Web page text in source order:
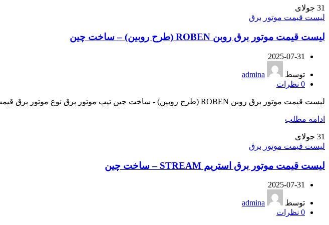
31 جولای
لیست قیمت موتور برق
لیست قیمت موتور برق روبن ROBEN (طرح روبین) – ساخت چین
2025-07-31
توسط
admina
0 نظرات
لیست قیمت موتور برق روبن ROBEN (طرح روبین) - ساخت چین تیپ موتور برق نوع موتور برق قیمت (ریال) RB2000D موتور برق بنزینی 2...
ادامه مطلب
31 جولای
لیست قیمت موتور برق
لیست قیمت موتور برق استریم STREAM – ساخت چین
2025-07-31
توسط
admina
0 نظرات